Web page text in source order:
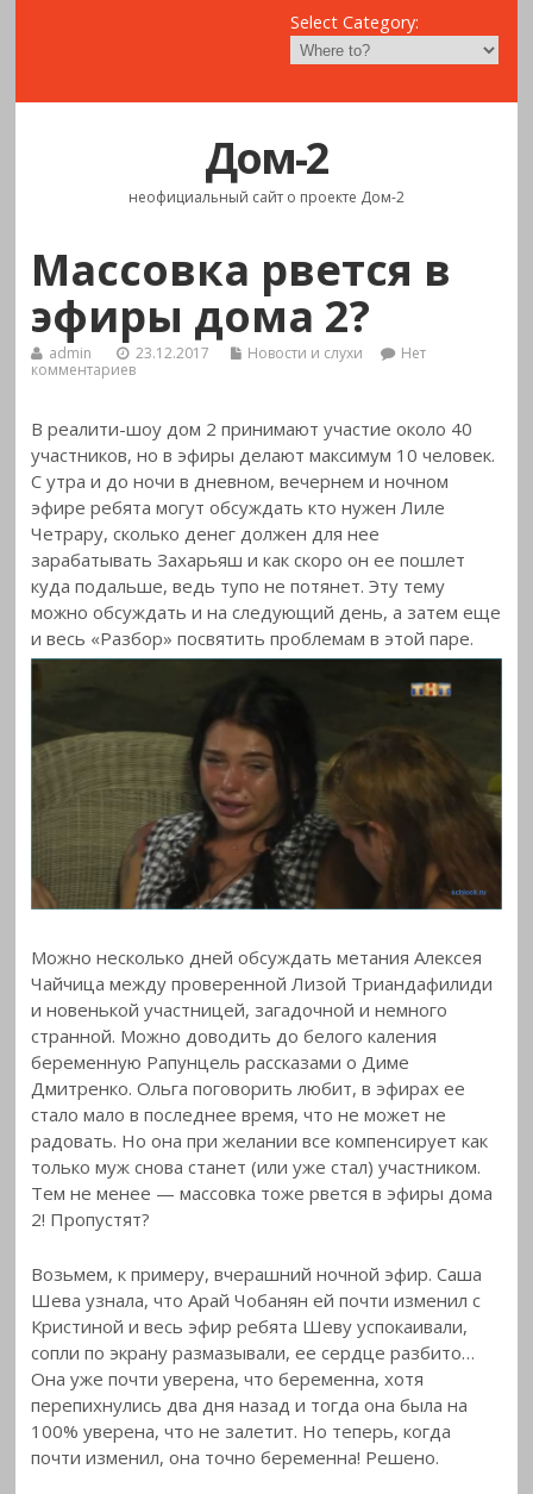
Select Category:
Дом-2
неофициальный сайт о проекте Дом-2
Массовка рвется в
эфиры дома 2?
admin 23.12.2017 Новости и слухи
Нет
комментариев
В реалити-шоу дом 2 принимают участие около 40
участников, но в эфиры делают максимум 10 человек.
С утра и до ночи в дневном, вечернем иночном
эфире ребята могут обсуждать кто нужен Лиле
Четрару, сколько денег должен для нее
зарабатывать Захарьяш и как скоро он ее пошлет
куда подальше, ведь тупо не потянет. Эту тему
можно обсуждать и на следующий день, а затем еще
и весь «Разбор» посвятить проблемам в этой паре.
Можно несколько дней обсуждать метания Алексея
Чайчица между проверенной Лизой Триандафилиди
и новенькой участницей, загадочной и немного
странной. Можно доводить до белого каления
беременную Рапунцель рассказами о Диме
Дмитренко. Ольга поговорить любит, в эфирах ее
стало мало в последнее время, что не может не
радовать. Но она при желании все компенсирует как
только муж снова станет (или уже стал) участником.
Тем не менее — массовка тоже рвется в эфиры дома
2! Пропустят?
Возьмем, к примеру, вчерашний ночной эфир. Саша
Шева узнала, что Арай Чобанян ей почти изменил с
Кристиной и весь эфир ребята Шеву успокаивали,
сопли по экрану размазывали, ее сердце разбито…
Она уже почти уверена, что беременна, хотя
перепихнулись два дня назад и тогда она была на
100% уверена, что не залетит. Но теперь, когда
почти изменил, она точно беременна! Решено.